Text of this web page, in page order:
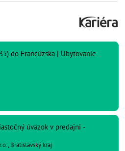
do Francúzska | Ubytovanie
úväzok v predajni -
Bratislavský kraj